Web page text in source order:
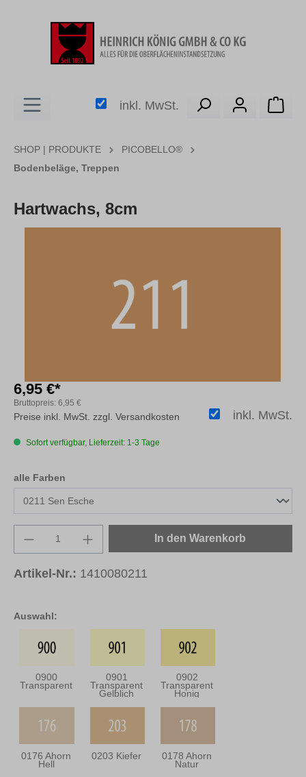
inkl. MwSt.
SHOP | PRODUKTE
PICOBELLO®
Bodenbeläge, Treppen
Hartwachs, 8cm
Auswahl:
0900
Transparent
0901
Transparent
Gelblich
0902
Transparent
Honig
0176 Ahorn
Hell
0203 Kiefer 0178 Ahorn
Natur
6,95 €*
Bruttopreis: 6,95 €
inkl. MwSt.
Preise inkl. MwSt. zzgl. Versandkosten
Sofort verfügbar, Lieferzeit: 1-3 Tage
alle Farben
Produkt Anzahl: Gib den gewünschten
In den Warenkorb
Artikel-Nr.: 1410080211